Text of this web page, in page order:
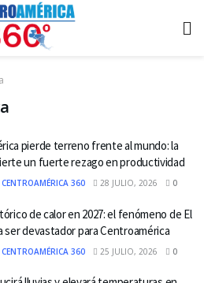
pierde terreno frente al mundo: la
un fuerte rezago en productividad
360 28 JULIO, 2026 0
de calor en 2027: el fenómeno de El
ser devastador para Centroamérica
360 25 JULIO, 2026 0